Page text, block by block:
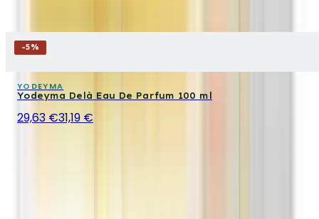
-5%
YODEYMA
Yodeyma Delà Eau De Parfum 100 ml
29,63 €31,19 €